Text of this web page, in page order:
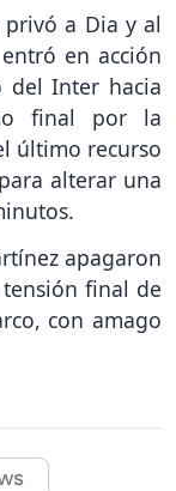
privó a Dia y al
en acción
del Inter hacia
final por la
último recurso
alterar una
apagaron
final de
con amago